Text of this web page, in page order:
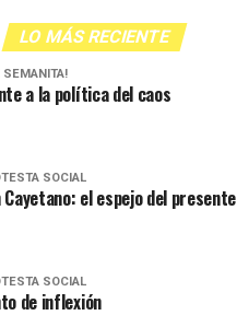
un abogado y con suerte
ver
LO MÁS RECIENTE
SEMANITA!
a la política del caos
SOCIAL
Cayetano: el espejo del presente
SOCIAL
de inflexión